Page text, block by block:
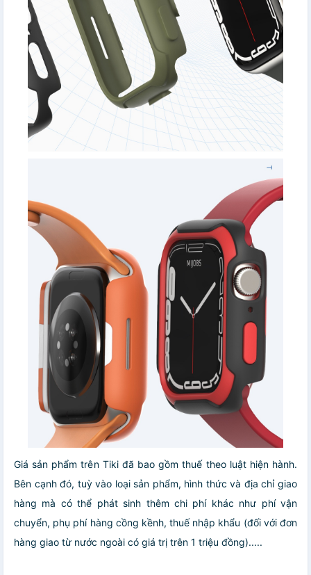
Giá sản phẩm trên Tiki đã bao gồm thuế theo luật hiện hành.
Bên cạnh đó, tuỳ vào loại sản phẩm, hình thức và địa chỉ giao
hàng mà có thể phát sinh thêm chi phí khác như phí vận
chuyển, phụ phí hàng cồng kềnh, thuế nhập khẩu (đối với đơn
hàng giao từ nước ngoài có giá trị trên 1 triệu đồng).....